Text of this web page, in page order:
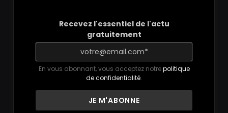
Recevez l'essentiel de l'actu
gratuitement
En vous abonnant, vous acceptez notrepolitique
de confidentialité.